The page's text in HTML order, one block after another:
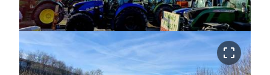
crop_free